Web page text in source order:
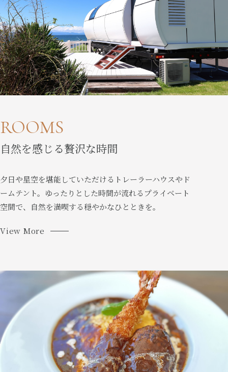
ROOMS
自然を感じる贅沢な時間
夕日や星空を堪能していただけるトレーラーハウスやド
ームテント。ゆったりとした時間が流れるプライベート
空間で、自然を満喫する穏やかなひとときを。
View More